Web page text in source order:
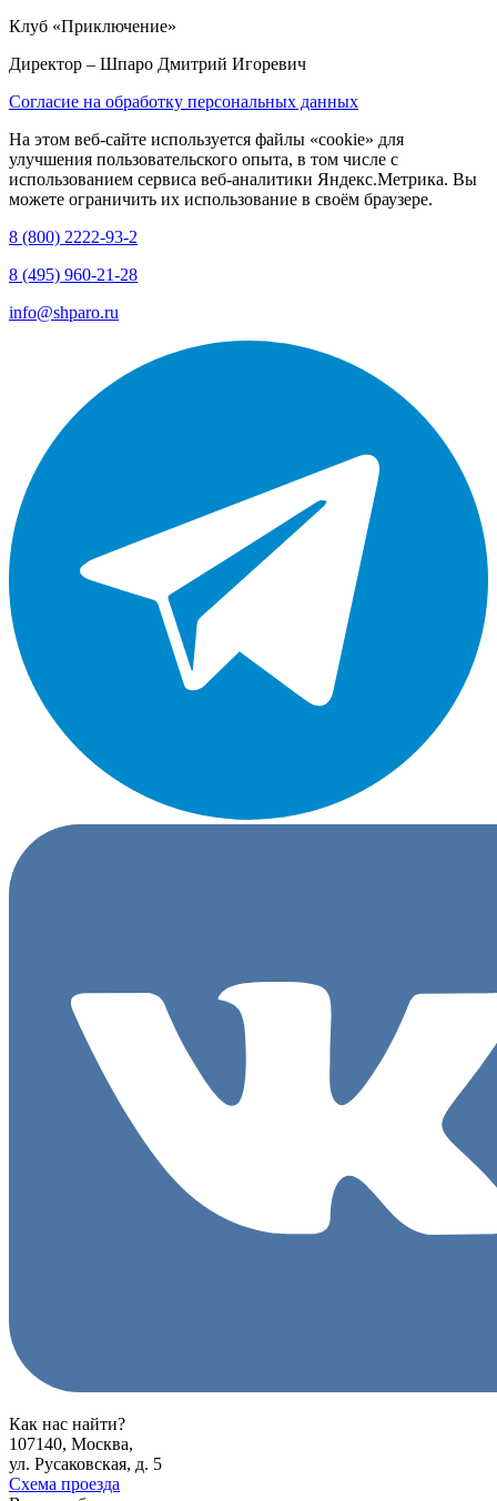
Клуб «Приключение»
Директор – Шпаро Дмитрий Игоревич
Согласие на обработку персональных данных
На этом веб-сайте используется файлы «cookie» для
улучшения пользовательского опыта, в том числе с
использованием сервиса веб-аналитики Яндекс.Метрика. Вы
можете ограничить их использование в своём браузере.
8 (800) 2222-93-2
8 (495) 960-21-28
info@shparo.ru
Как нас найти?
107140, Москва,
ул. Русаковская, д. 5
Схема проезда